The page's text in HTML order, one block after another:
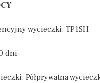
wycieczki: TP1SH
dni
Półprywatna